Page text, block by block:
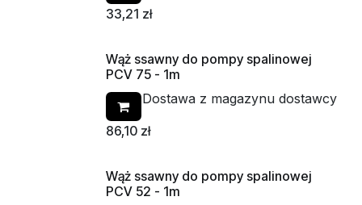
33,21 zł
Wąż ssawny do pompy spalinowej
PCV 75 - 1m
Dostawa z magazynu dostawcy
86,10 zł
Wąż ssawny do pompy spalinowej
PCV 52 - 1m